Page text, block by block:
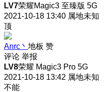
LV7荣耀Magic3 至臻版 5G
2021-10-18 13:40 属地未知
顶
Anrc丶 地板 赞
评论 举报
LV8荣耀 Magic3 Pro 5G
2021-10-18 13:42 属地未知
不能